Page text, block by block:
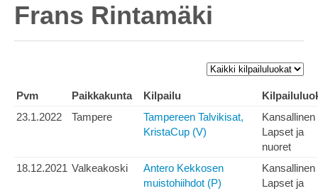
Frans Rintamäki
Pvm Paikkakunta Kilpailu
23.1.2022
Tampere
Tampereen Talvikisat,
KristaCup (V)
Kansallinen
Lapset ja
nuoret
18.12.2021 Valkeakoski
Antero Kekkosen
muistohiihdot (P)
Kansallinen
Lapset ja